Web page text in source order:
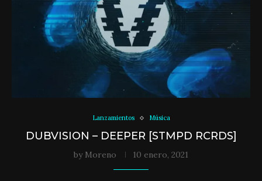
Lanzamientos Música
DUBVISION – DEEPER [STMPD RCRDS]
by Moreno 10 enero, 2021